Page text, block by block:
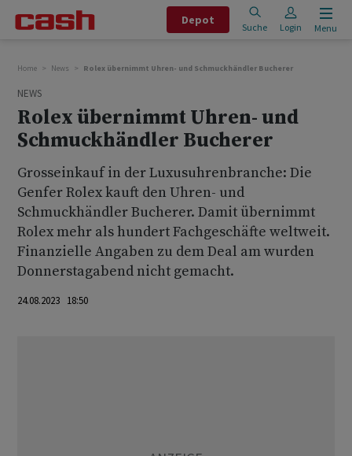
Depot
Suche Login Menu
Home News Rolex übernimmt Uhren- und Schmuckhändler Bucherer
NEWS
Rolex übernimmt Uhren- und
Schmuckhändler Bucherer
Grosseinkauf in der Luxusuhrenbranche: Die
Genfer Rolex kauft den Uhren- und
Schmuckhändler Bucherer. Damit übernimmt
Rolex mehr als hundert Fachgeschäfte weltweit.
Finanzielle Angaben zu dem Deal am wurden
Donnerstagabend nicht gemacht.
24.08.2023 18:50